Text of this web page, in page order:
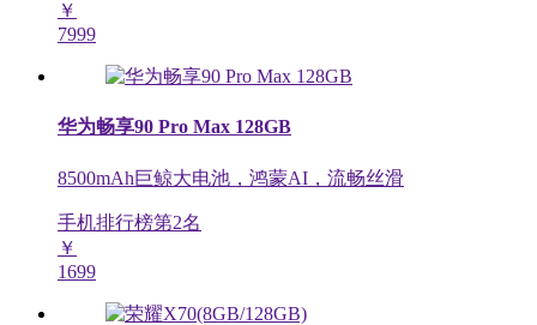
￥
7999
华为畅享90 Pro Max 128GB
8500mAh巨鲸大电池，鸿蒙AI，流畅丝滑
手机排行榜第2名
￥
1699